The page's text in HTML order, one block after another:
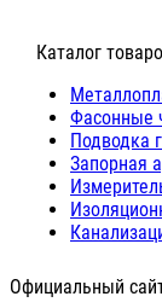
⠀Каталог
Фасонные
Подводка
Запорная
Официальный